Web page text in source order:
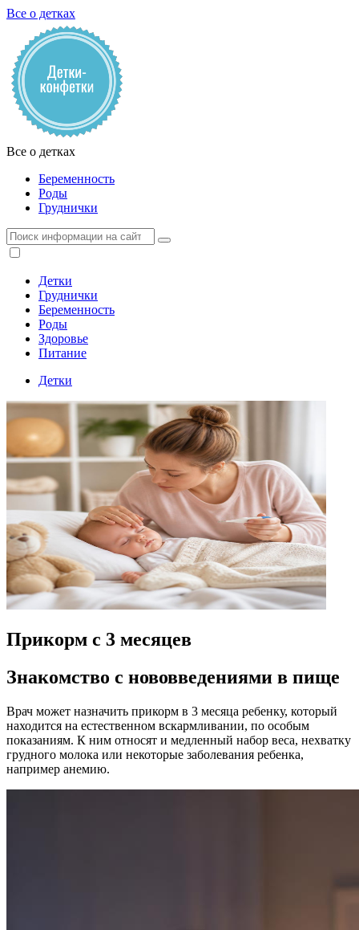
Все о детках
Все о детках
Беременность
Роды
Груднички
Детки
Груднички
Беременность
Роды
Здоровье
Питание
Детки
Прикорм с 3 месяцев
Знакомство с нововведениями в пище
Врач может назначить прикорм в 3 месяца ребенку, который
находится на естественном вскармливании, по особым
показаниям. К ним относят и медленный набор веса, нехватку
грудного молока или некоторые заболевания ребенка,
например анемию.